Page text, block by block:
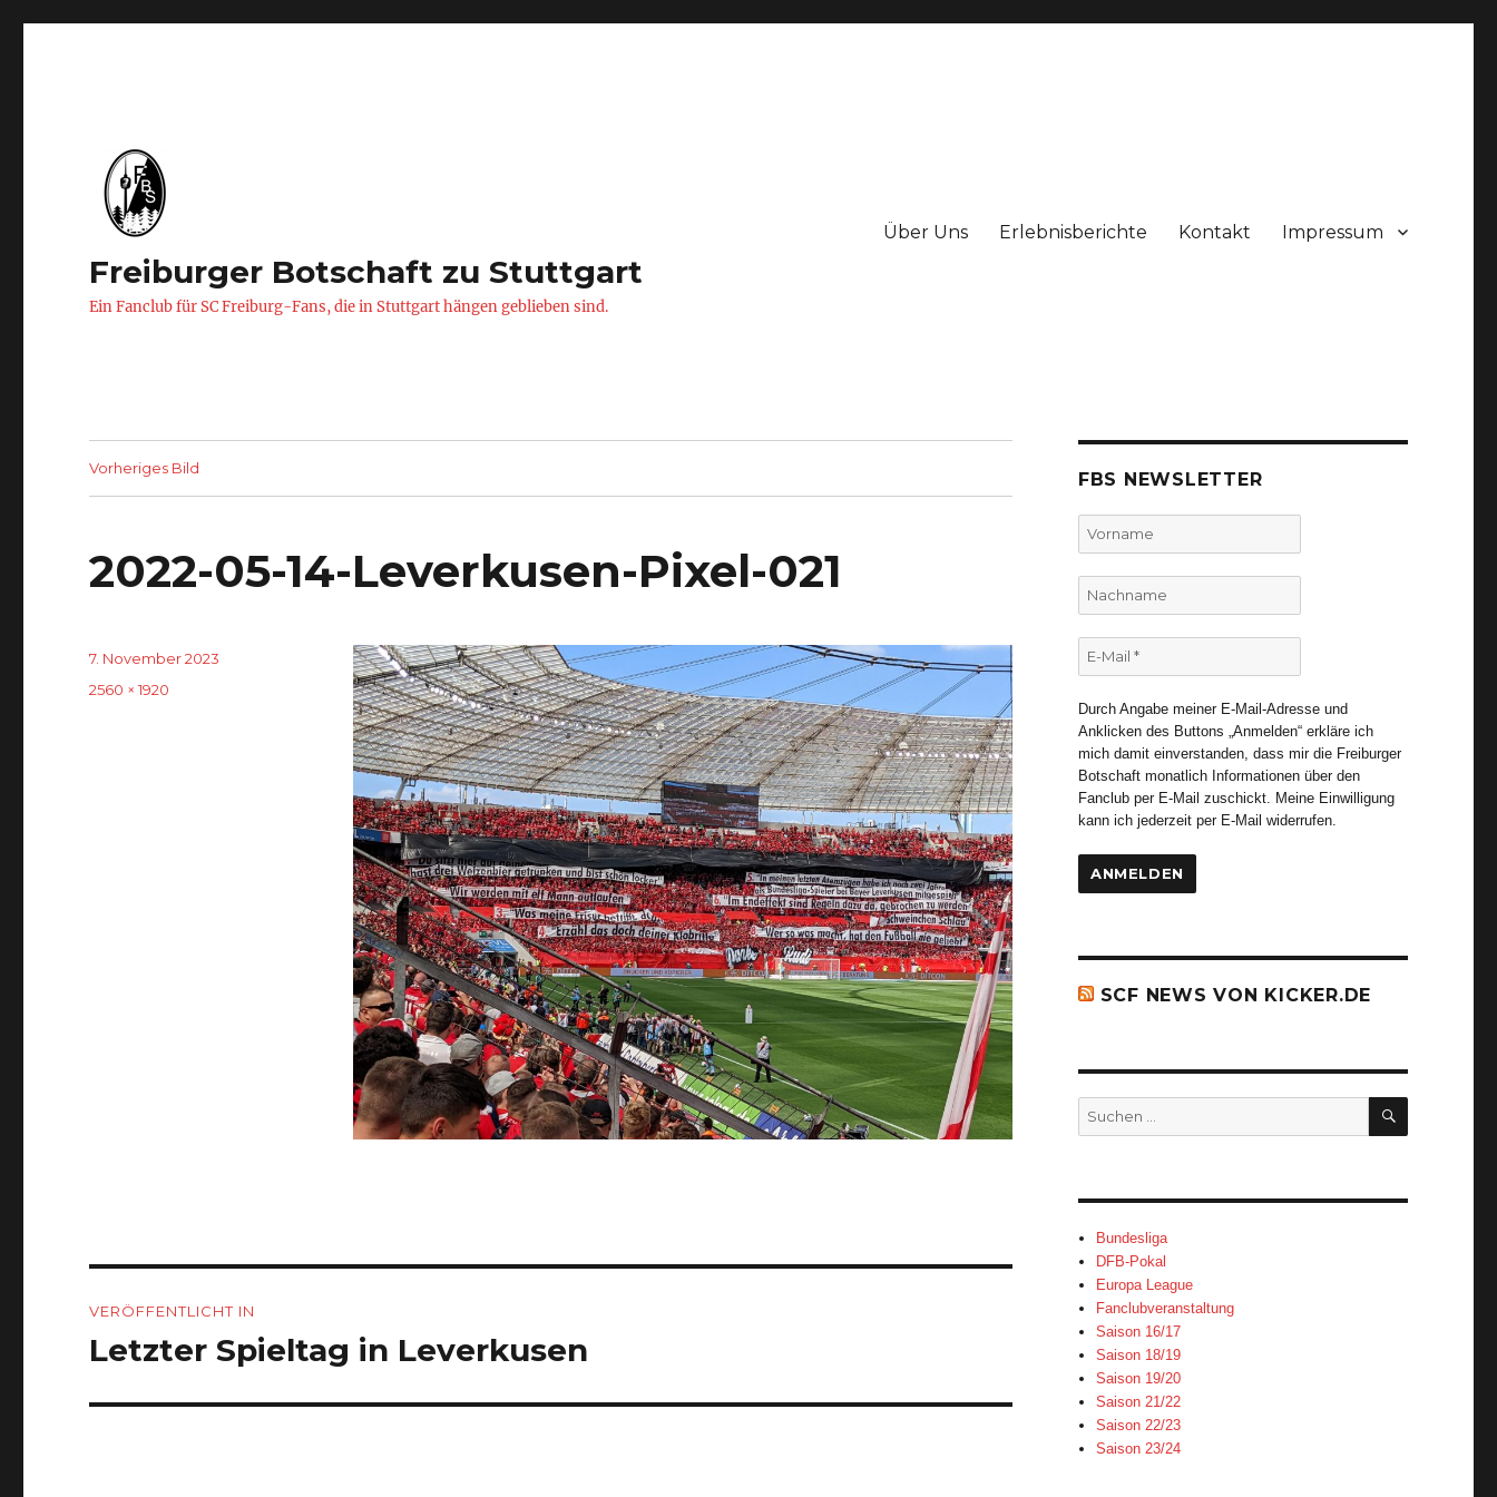
Freiburger Botschaft zu Stuttgart
Ein Fanclub für SC Freiburg-Fans, die in Stuttgart hängen geblieben sind.
Über Uns Erlebnisberichte Kontakt Impressum
Vorheriges Bild
2022-05-14-Leverkusen-Pixel-021
Veröffentlicht
7. November 2023
Originalgröße
2560 × 1920
VERÖFFENTLICHT IN
Letzter Spieltag in Leverkusen
FBS NEWSLETTER
Nachname
Durch Angabe meiner E-Mail-Adresse und
Anklicken des Buttons „Anmelden“ erkläre ich
mich damit einverstanden, dass mir die Freiburger
Botschaft monatlich Informationen über den
Fanclub per E-Mail zuschickt. Meine Einwilligung
kann ich jederzeit per E-Mail widerrufen.
SCF NEWS VON KICKER.DE
Suchen
nach:
SUCHEN
Bundesliga
DFB-Pokal
Europa League
Fanclubveranstaltung
Saison 16/17
Saison 18/19
Saison 19/20
Saison 21/22
Saison 22/23
Saison 23/24